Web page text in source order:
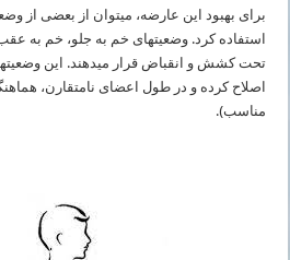
برای بهبود این عارضه، می­توان از بعضی از
استفاده کرد. وضعیت­های خم به جلو، خم به
تحت کشش و انقباض قرار می­دهند. این
اصلاح کرده و در طول اعضای نامتقارن،
مناسب).